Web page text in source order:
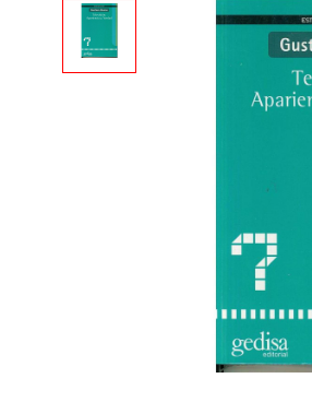
Hogar y jardín
Deportes y ocio
Animales y mascotas
Películas, series de tv y música